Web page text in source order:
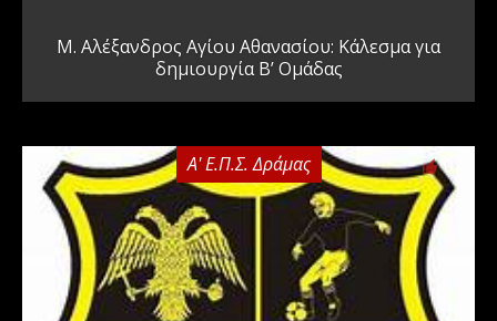
Μ. Αλέξανδρος Αγίου Αθανασίου: Κάλεσμα για
δημιουργία Β’ Ομάδας
Α' Ε.Π.Σ. Δράμας 0